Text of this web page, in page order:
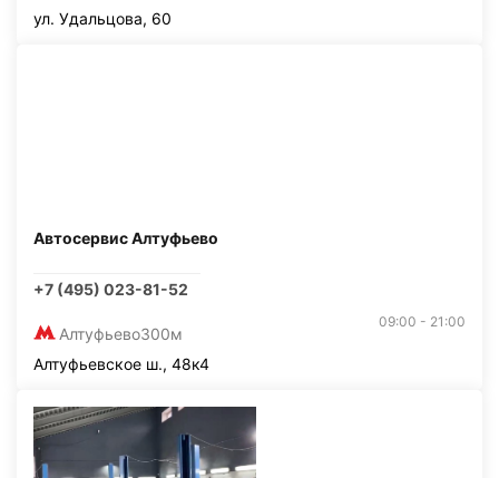
ул. Удальцова, 60
Автосервис Алтуфьево
+7 (495) 023-81-52
Алтуфьево300м
09:00 - 21:00
Алтуфьевское ш., 48к4